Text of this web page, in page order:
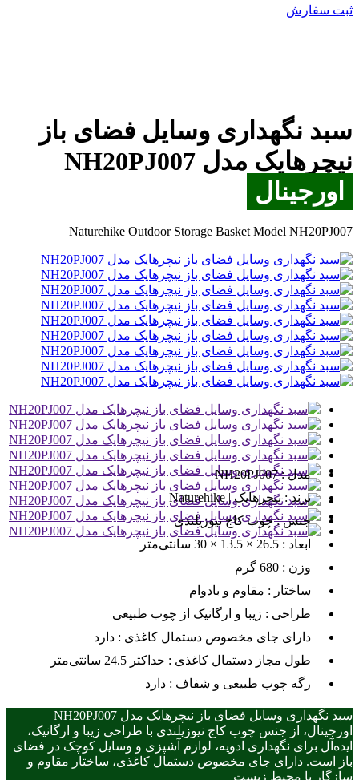
ثبت سفارش
سبد نگهداری وسایل فضای باز
نیچرهایک مدل NH20PJ007
اورجینال
Naturehike Outdoor Storage Basket Model NH20PJ007
مدل :NH20PJ007
برند :نیچرهایک | Naturehike
جنس :چوب کاج نیوزیلندی
ابعاد : 26.5 × 13.5 × 30 سانتی‌متر
وزن : 680 گرم
ساختار : مقاوم و بادوام
طراحی : زیبا و ارگانیک از چوب طبیعی
دارای جای مخصوص دستمال کاغذی : دارد
طول مجاز دستمال کاغذی : حداکثر 24.5 سانتی‌متر
رگه چوب طبیعی و شفاف : دارد
سبد نگهداری وسایل فضای باز نیچرهایک مدل NH20PJ007
اورجینال، از جنس چوب کاج نیوزیلندی با طراحی زیبا و ارگانیک،
ایده‌آل برای نگهداری ادویه، لوازم آشپزی و وسایل کوچک در فضای
باز است. دارای جای مخصوص دستمال کاغذی، ساختار مقاوم و
سازگار با محیط زیست